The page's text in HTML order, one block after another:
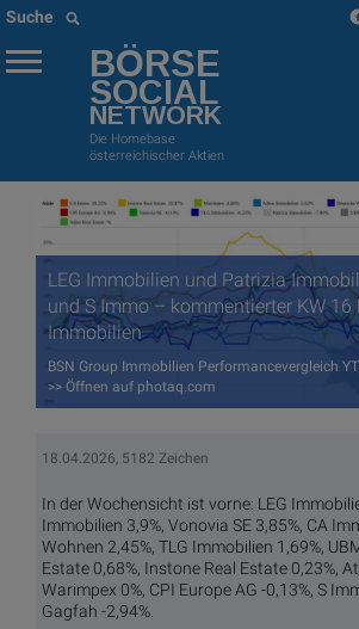
Suche
BÖRSE
SOCIAL
NETWORK
Die Homebase
österreichischer Aktien
LEG Immobilien und Patrizia
und S Immo – kommentierter KW 16
Immobilien
BSN Group Immobilien Performancevergleich
>> Öffnen auf photaq.com
18.04.2026, 5182 Zeichen
In der Wochensicht ist vorne: LEG
Immobilien 3,9%, Vonovia SE 3,85%, CA
Wohnen 2,45%, TLG Immobilien 1,69%,
Estate 0,68%, Instone Real Estate 0,23%,
Warimpex 0%, CPI Europe AG -0,13%, S
Gagfah -2,94%.